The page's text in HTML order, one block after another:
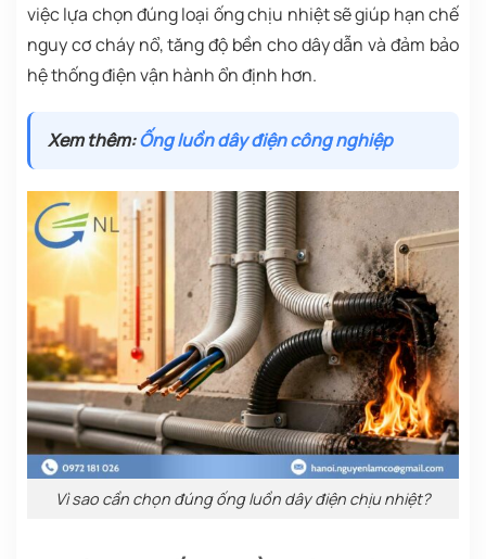
việc lựa chọn đúng loại ống chịu nhiệt sẽ giúp hạn chế
nguy cơ cháy nổ, tăng độ bền cho dây dẫn và đảm bảo
hệ thống điện vận hành ổn định hơn.
Xem thêm:Ống luồn dây điện công nghiệp
Vì sao cần chọn đúng ống luồn dây điện chịu nhiệt?